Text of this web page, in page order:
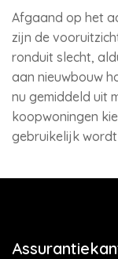
Afgaand op het
zijn de
ronduit slecht,
aan nieuwbouw
nu gemiddeld uit
koopwoningen
gebruikelijk